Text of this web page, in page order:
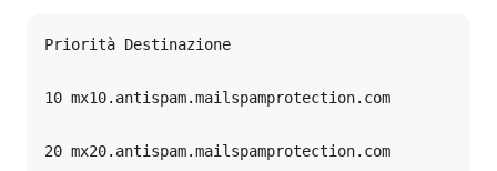
Priorità Destinazione
10 mx10.antispam.mailspamprotection.com
20 mx20.antispam.mailspamprotection.com